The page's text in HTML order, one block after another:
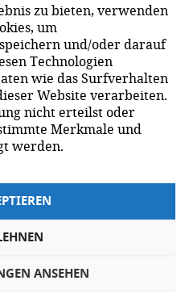
zu bieten, verwenden
um
und/oder darauf
Technologien
wie das Surfverhalten
Website verarbeiten.
nicht erteilst oder
Merkmale und
werden.
ANSEHEN
SEITE.